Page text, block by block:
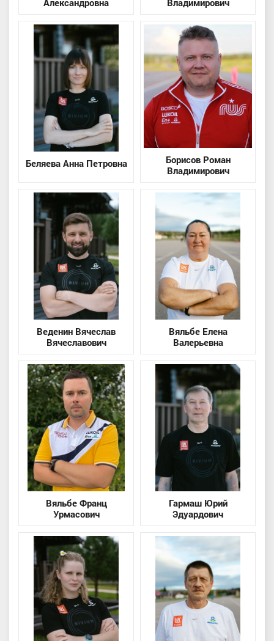
Александровна
Владимирович
Беляева Анна Петровна
Борисов Роман
Владимирович
Веденин Вячеслав
Вячеславович
Вяльбе Елена
Валерьевна
Вяльбе Франц
Урмасович
Гармаш Юрий
Эдуардович